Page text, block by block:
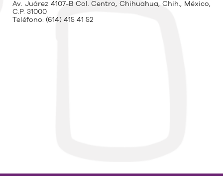
Av. Juárez 4107-B Col. Centro, Chihuahua, Chih., México,
C.P. 31000
Teléfono: (614) 415 41 52